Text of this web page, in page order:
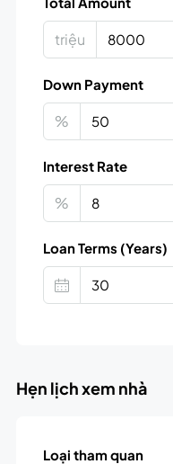
triệu
Down Payment
%
Interest Rate
%
Loan Terms (Years)
Hẹn lịch xem nhà
Loại tham quan